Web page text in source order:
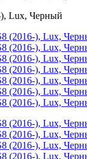
), Lux, Черный